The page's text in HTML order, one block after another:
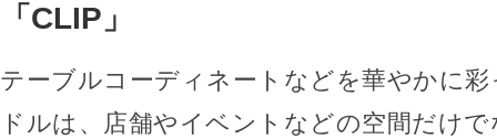
「CLIP」
テーブルコーディネートなどを華やかに
ドルは、店舗やイベントなどの空間だけ